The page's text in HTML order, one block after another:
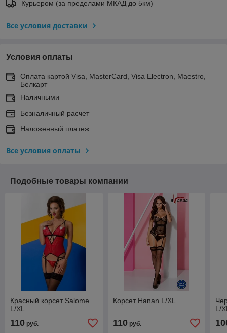
Курьером (за пределами МКАД до 5км)
Все условия доставки
Условия оплаты
Оплата картой Visa, MasterCard, Visa Electron, Maestro,
Белкарт
Наличными
Безналичный расчет
Наложенный платеж
Все условия оплаты
Подобные товары компании
Красный корсет Salome
L/XL
110 руб.
Корсет Hanan L/XL
110руб.
L/